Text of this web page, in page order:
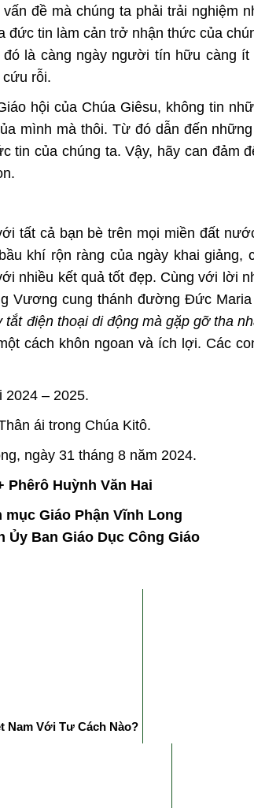
đề mà chúng ta phải trải nghiệm
đức tin làm cản trở nhận thức của
là càng ngày người tín hữu càng
cứu rỗi.
hội của Chúa Giêsu, không tin
mình mà thôi. Từ đó dẫn đến
tin của chúng ta. Vậy, hãy can đảm
tất cả bạn bè trên mọi miền đất
khí rộn ràng của ngày khai giảng,
nhiều kết quả tốt đẹp. Cùng với lời
Vương cung thánh đường Đức
điện thoại di động mà gặp gỡ tha
cách khôn ngoan và ích lợi. Các
2024 – 2025.
ái trong Chúa Kitô.
ngày 31 tháng 8 năm 2024.
Phêrô Huỳnh Văn Hai
mục Giáo Phận Vĩnh Long
Ủy Ban Giáo Dục Công Giáo
Nam Với Tư Cách Nào?